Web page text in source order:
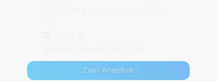
Sonntag, 08.11., 14:00 - 18:00
79,00 €
Max. 8 TeilnehmerInnen
Zum Angebot